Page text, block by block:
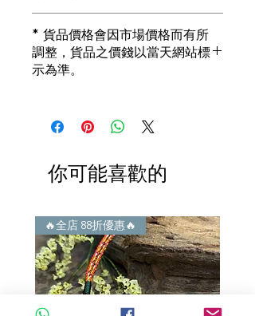
冇加色！冇化妝！
i) 所有已鑲玉器珠寶丶玉鐲丶擺件皆 奉
送 [香港翡翠鑑証書]
i) 成色足。冇鍍金！冇包金！冇假金！
3) 顧客所花費一分一毫全部都是珠寶本
i) 無佣金！無租金！無買手費！真真正
正行內批發價。
謝絕紙上談兵。
* 貨品價格會因市場價格而有所
調整，貨品之價錢以當天網站標
示為準。
你可能喜歡的
🔥全店 88折優惠🔥